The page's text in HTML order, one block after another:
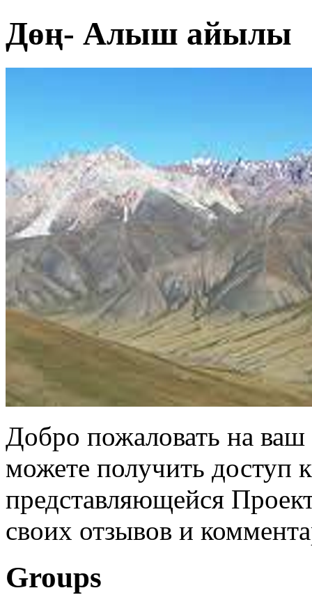
Дөң- Алыш айылы
Добро пожаловать на
можете получить доступ
представляющейся
своих отзывов и
Groups